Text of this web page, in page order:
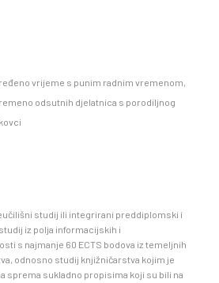
vrijeme s punim radnim vremenom,
odsutnih djelatnica s porodiljnog
studij ili integrirani preddiplomski i
iz polja informacijskih i
s najmanje 60 ECTS bodova iz temeljnih
odnosno studij knjižničarstva kojim je
sprema sukladno propisima koji su bili na